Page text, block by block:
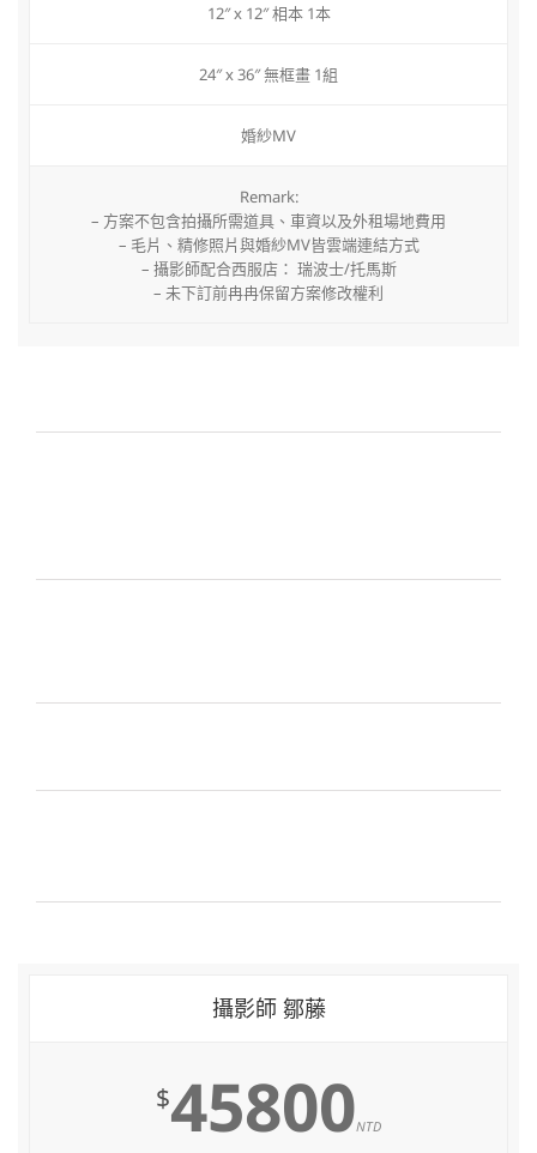
12″ x 12″ 相本 1本
24″ x 36″ 無框畫 1組
婚紗MV
Remark:
– 方案不包含拍攝所需道具、車資以及外租場地費用
– 毛片、精修照片與婚紗MV皆雲端連結方式
– 攝影師配合西服店： 瑞波士/托馬斯
– 未下訂前冉冉保留方案修改權利
攝影師 鄒藤
$45800NTD